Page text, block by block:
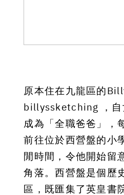
原本住在九龍區的
billyssketching ，
成為「全職爸爸」，
前往位於西營盤的小
閒時間，令他開始留
角落。西營盤是個歷
區，既匯集了英皇書